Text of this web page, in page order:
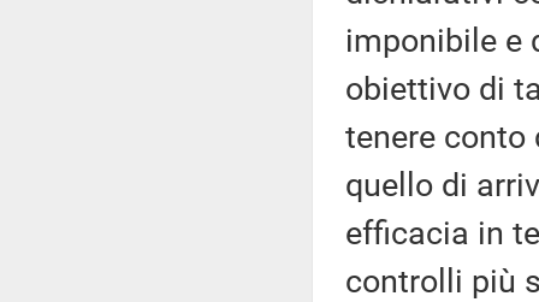
imponibile e
obiettivo di
tenere conto
quello di
efficacia in
controlli più